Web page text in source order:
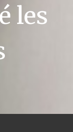
les